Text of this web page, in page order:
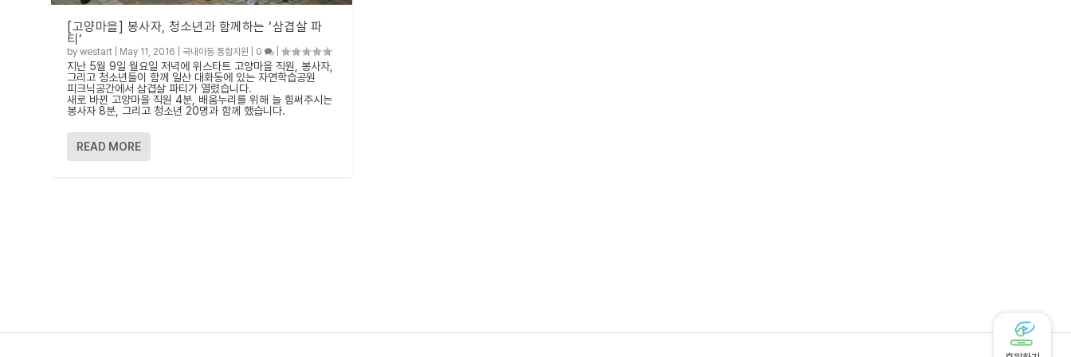
[고양마을] 봉사자, 청소년과 함께하는 ‘삼겹살 파
티’
by westart May 11, 2016 국내아동 통합지원 0
지난 5월 9일 월요일 저녁에 위스타트 고양마을 직원, 봉사자,
그리고 청소년들이 함께 일산 대화동에 있는 자연학습공원
피크닉공간에서 삼겹살 파티가 열렸습니다.
새로 바뀐 고양마을 직원 4분, 배움누리를 위해 늘 힘써주시는
봉사자 8분, 그리고 청소년 20명과 함께 했습니다.
READ MORE